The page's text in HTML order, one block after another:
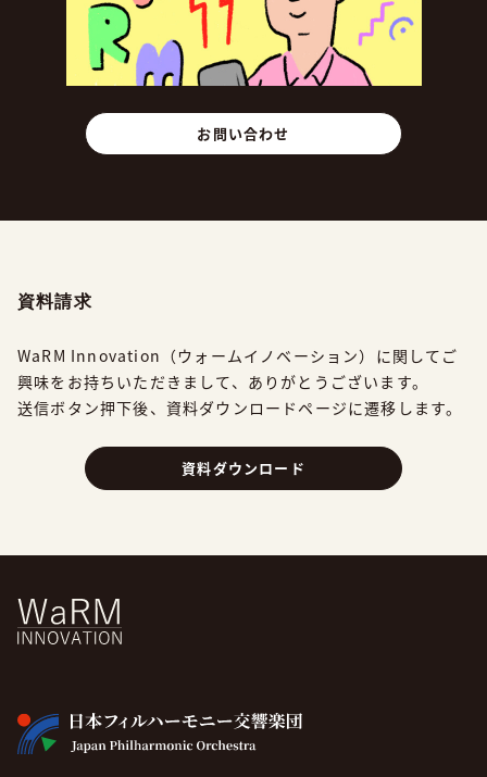
お問い合わせ
資料請求
WaRM Innovation（ウォームイノベーション）に関してご
興味をお持ちいただきまして、 ありがとうございます。
送信ボタン押下後、資料ダウンロードページに遷移します。
資料ダウンロード